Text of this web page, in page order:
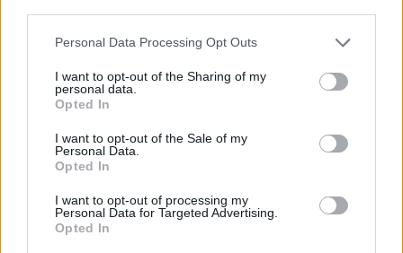
Personal Data Processing Opt Outs
I want to opt-out of the Sharing of my
personal data.
Opted In
I want to opt-out of the Sale of my
Personal Data.
Opted In
I want to opt-out of processing my
Personal Data for Targeted Advertising.
Opted In